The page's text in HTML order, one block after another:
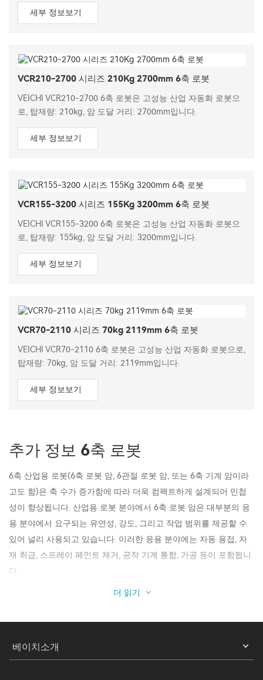
세부 정보보기
VCR210-2700 시리즈 210Kg 2700mm 6축 로봇
VEICHI VCR210-2700 6축 로봇은 고성능 산업 자동화 로봇으
로, 탑재량: 210kg, 암 도달 거리: 2700mm입니다.
세부 정보보기
VCR155-3200 시리즈 155Kg 3200mm 6축 로봇
VEICHI VCR155-3200 6축 로봇은 고성능 산업 자동화 로봇으
로, 탑재량: 155kg, 암 도달 거리: 3200mm입니다.
세부 정보보기
VCR70-2110 시리즈 70kg 2119mm 6축 로봇
VEICHI VCR70-2110 6축 로봇은 고성능 산업 자동화 로봇으로,
탑재량: 70kg, 암 도달 거리: 2119mm입니다.
세부 정보보기
추가 정보 6축 로봇
6축 산업용 로봇(6축 로봇 암, 6관절 로봇 암, 또는 6축 기계 암이라
고도 함)은 축 수가 증가함에 따라 더욱 컴팩트하게 설계되어 민첩
성이 향상됩니다. 산업용 로봇 분야에서 6축 로봇 암은 대부분의 응
용 분야에서 요구되는 유연성, 강도, 그리고 작업 범위를 제공할 수
있어 널리 사용되고 있습니다. 이러한 응용 분야에는 자동 용접, 자
재 취급, 스프레이 페인트 제거, 공작 기계 통합, 가공 등이 포함됩니
다.
더 읽기
베이치소개